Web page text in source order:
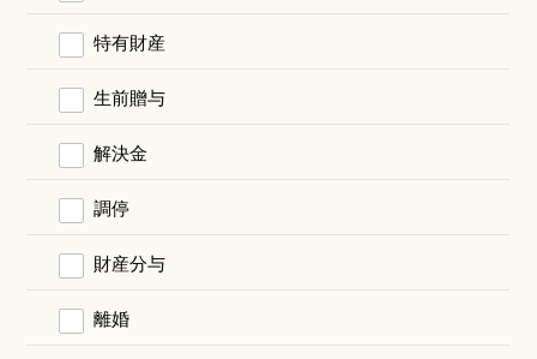
特有財産
生前贈与
解決金
調停
財産分与
離婚